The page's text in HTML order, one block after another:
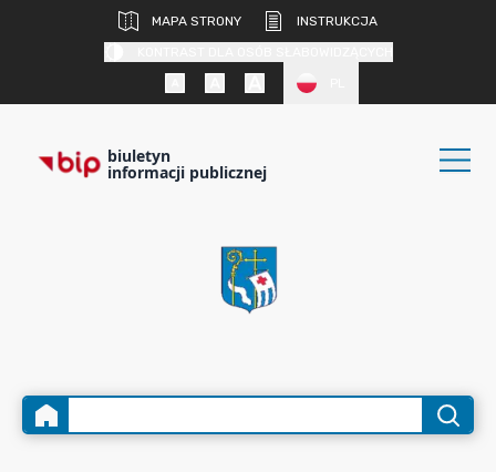
MAPA STRONY
INSTRUKCJA
biuletyn
informacji publicznej